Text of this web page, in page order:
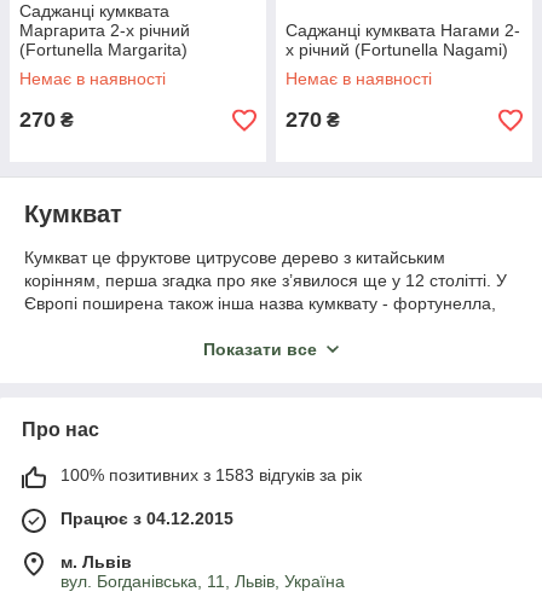
Саджанці кумквата
Маргарита 2-х річний
(Fortunella Margarita)
Немає в наявності
270 ₴
Саджанці кумквата Нагами 2-
х річний (Fortunella Nagami)
Немає в наявності
270 ₴
Кумкват
Кумкват це фруктове цитрусове дерево з китайським
корінням, перша згадка про яке з’явилося ще у 12 столітті. У
Європі поширена також інша назва кумквату - фортунелла,
європейцям цей незвичайний фрукт.
Опис кумквату
може сплутати культуру із апельсинами овальної форми.
Хоча м’якоть кумквату має деякі спільні смакові
характеристики із мандарином, проте шкірка надає фрукту
легкий терпкий присмак.
Ось деякі основні особливості кумквату, який вирощують в
Показати все
Про нас
100% позитивних з 1583 відгуків за рік
Працює з 04.12.2015
м. Львів
вул. Богданівська, 11, Львів, Україна